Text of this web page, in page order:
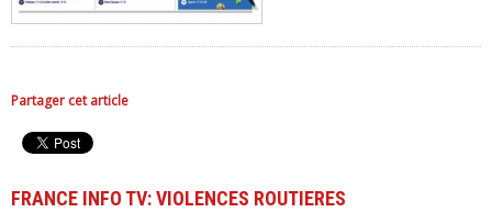
Partager cet article
FRANCE INFO TV: VIOLENCES ROUTIERES